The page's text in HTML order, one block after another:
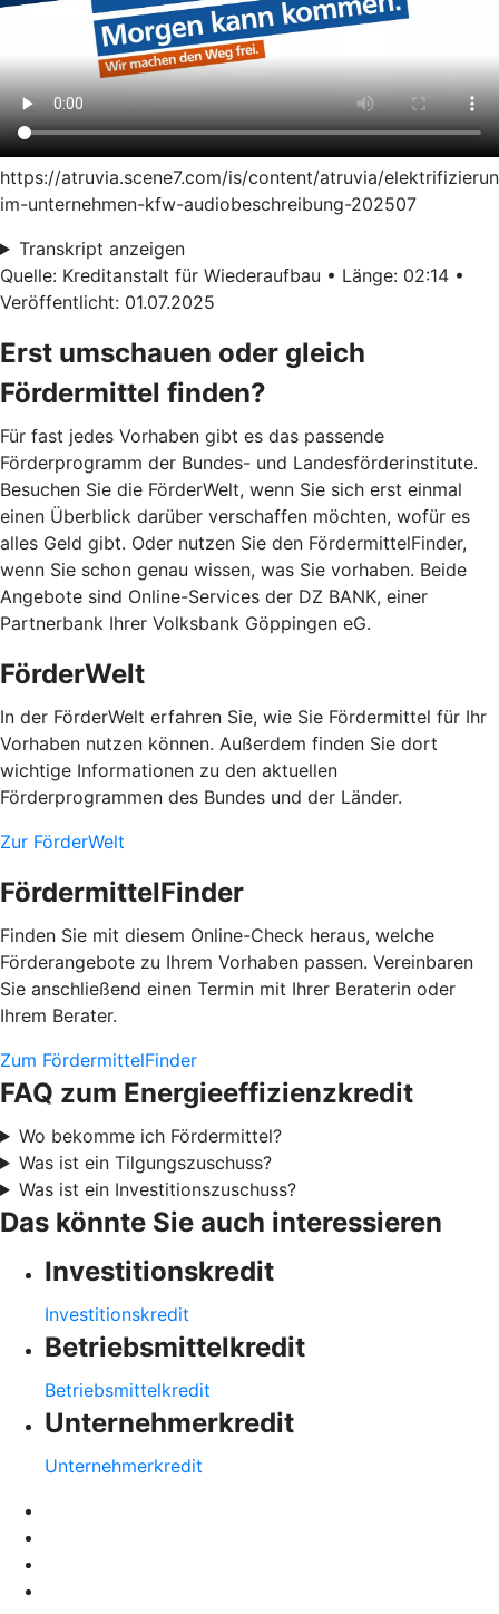
https://atruvia.scene7.com/is/content/atruvia/
im-unternehmen-kfw-audiobeschreibung-202507
Transkript anzeigen
Quelle: Kreditanstalt für Wiederaufbau • Länge: 02:14 •
Veröffentlicht: 01.07.2025
Erst umschauen oder gleich
Fördermittel finden?
Für fast jedes Vorhaben gibt es das passende
Förderprogramm der Bundes- und Landesförderinstitute.
Besuchen Sie die FörderWelt, wenn Sie sich erst einmal
einen Überblick darüber verschaffen möchten, wofür es
alles Geld gibt. Oder nutzen Sie den FördermittelFinder,
wenn Sie schon genau wissen, was Sie vorhaben. Beide
Angebote sind Online-Services der DZ BANK, einer
Partnerbank Ihrer Volksbank Göppingen eG.
FörderWelt
In der FörderWelt erfahren Sie, wie Sie Fördermittel für Ihr
Vorhaben nutzen können. Außerdem finden Sie dort
wichtige Informationen zu den aktuellen
Förderprogrammen des Bundes und der Länder.
Zur FörderWelt
FördermittelFinder
Finden Sie mit diesem Online-Check heraus, welche
Förderangebote zu Ihrem Vorhaben passen. Vereinbaren
Sie anschließend einen Termin mit Ihrer Beraterin oder
Ihrem Berater.
Zum FördermittelFinder
FAQ zum Energieeffizienzkredit
Wo bekomme ich Fördermittel?
Was ist ein Tilgungszuschuss?
Was ist ein Investitionszuschuss?
Das könnte Sie auch interessieren
Investitionskredit
Investitionskredit
Betriebsmittelkredit
Betriebsmittelkredit
Unternehmerkredit
Unternehmerkredit